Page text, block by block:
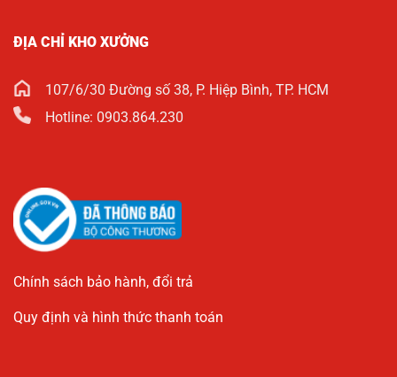
ĐỊA CHỈ KHO XƯỞNG
107/6/30 Đường số 38, P. Hiệp Bình, TP. HCM
Hotline: 0903.864.230
Chính sách bảo hành, đổi trả
Quy định và hình thức thanh toán